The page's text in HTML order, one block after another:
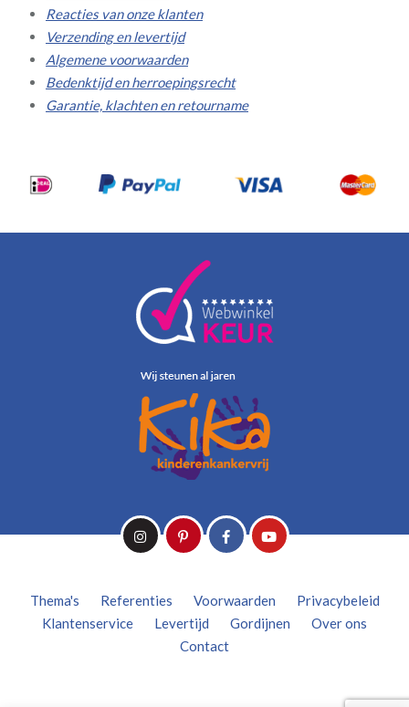
Reacties van onze klanten
Verzending en levertijd
Algemene voorwaarden
Bedenktijd en herroepingsrecht
Garantie, klachten en retourname
Thema's Referenties Voorwaarden
Privacybeleid
Klantenservice
Levertijd Gordijnen
Over ons
Contact